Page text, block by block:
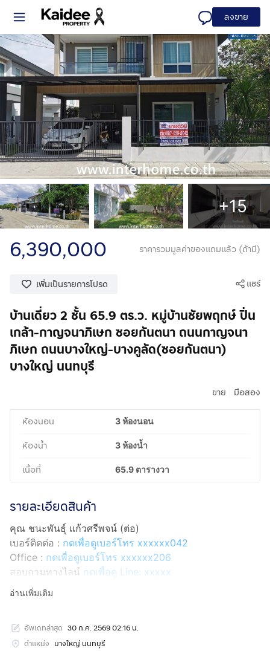
ลงขาย
+15
6,390,000 ราคารวมมูลค่าของแถมแล้ว (ถ้ามี)
เพิ่มเป็นรายการโปรด แชร์
บ้านเดี่ยว 2 ชั้น 65.9 ตร.ว. หมู่บ้านชัยพฤกษ์ ปิ่น
เกล้า-กาญจนาภิเษก ซอยกันตนา ถนนกาญจนา
ภิเษก ถนนบางใหญ่-บางคูลัด(ซอยกันตนา)
บางใหญ่ นนทบุรี
ขาย มือสอง
ห้องนอน 3 ห้องนอน
ห้องน้ำ 3 ห้องน้ำ
เนื้อที่ 65.9 ตารางวา
รายละเอียดสินค้า
คุณ ชนะพันธุ์ แก้วศรีพจน์ (ต่อ)
เบอร์ติดต่อ : กดเพื่อดูเบอร์โทร xxxxxx042
Office : กดเพื่อดูเบอร์โทร xxxxxx206
สอบถามทางไลน์ กดเพื่อดู Line: xxxxx
Line ID: @interhome
ขนาด 65.9 ตร.ว.
อ่านเพิ่มเติม
อัพเดทล่าสุด 30 ก.ค. 2569 02:16 น.
ตำแหน่ง บางใหญ่ นนทบุรี